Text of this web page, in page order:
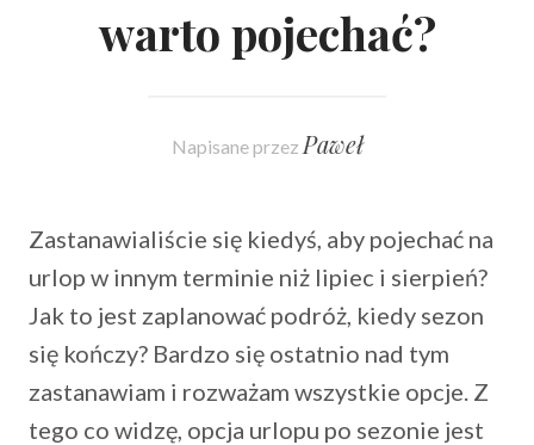
warto pojechać?
Napisane przez Paweł
Zastanawialiście się kiedyś, aby pojechać na
urlop w innym terminie niż lipiec i sierpień?
Jak to jest zaplanować podróż, kiedy sezon
się kończy? Bardzo się ostatnio nad tym
zastanawiam i rozważam wszystkie opcje. Z
tego co widzę, opcja urlopu po sezonie jest